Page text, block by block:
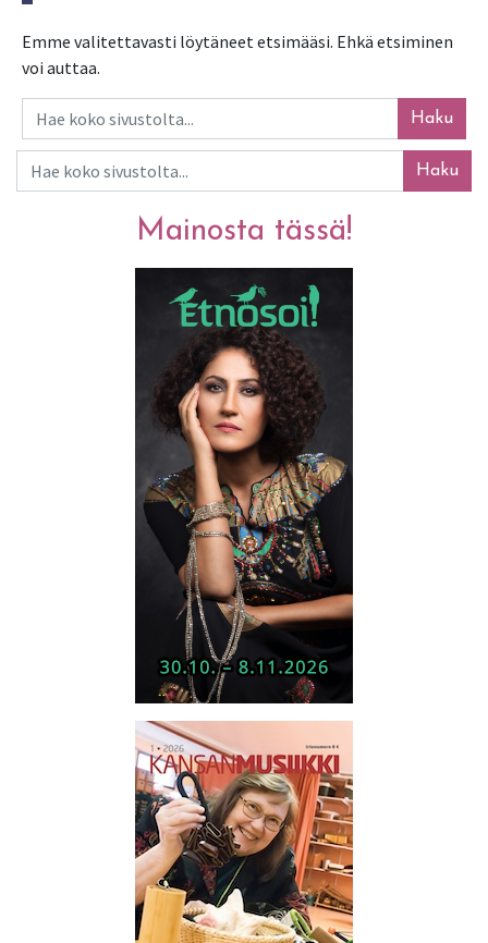
Emme valitettavasti löytäneet etsimääsi. Ehkä etsiminen
voi auttaa.
Haku
Haku
Mainosta tässä!